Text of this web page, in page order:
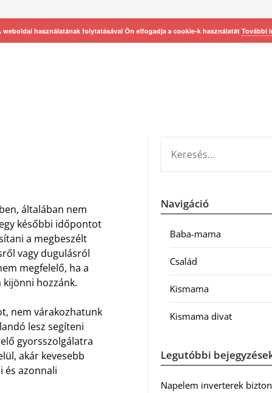
általában nem
későbbi időpontot
a megbeszélt
vagy dugulásról
megfelelő, ha a
kijönni hozzánk.
nem várakozhatunk
lesz segíteni
gyorsszolgálatra
akár kevesebb
és azonnali
Navigáció
Baba-mama
Család
Kismama
Kismama divat
Legutóbbi
Napelem inverterek
weboldal használatának folytatásával Ön elfogadja a cookie-k használatát További